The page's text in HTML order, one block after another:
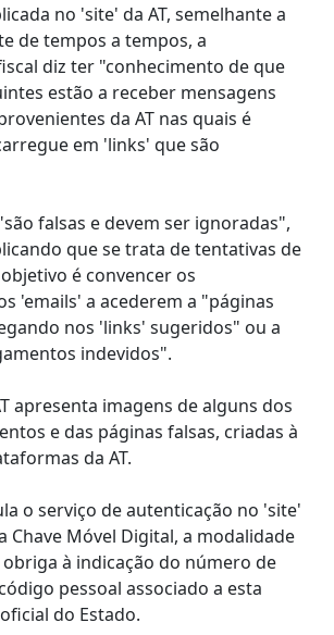
no 'site' da AT, semelhante a
de tempos a tempos, a
diz ter "conhecimento de que
estão a receber mensagens
da AT nas quais é
em 'links' que são
falsas e devem ser ignoradas",
que se trata de tentativas de
é convencer os
'emails' a acederem a "páginas
nos 'links' sugeridos" ou a
indevidos".
apresenta imagens de alguns dos
e das páginas falsas, criadas à
da AT.
o serviço de autenticação no 'site'
Chave Móvel Digital, a modalidade
à indicação do número de
pessoal associado a esta
do Estado.